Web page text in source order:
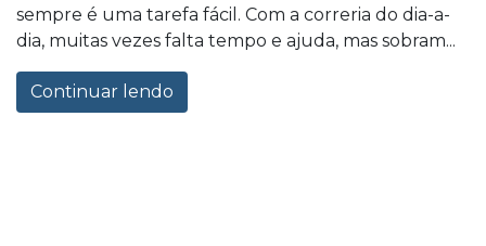
sempre é uma tarefa fácil. Com a correria do dia-a-
dia, muitas vezes falta tempo e ajuda, mas sobram...
Continuar lendo